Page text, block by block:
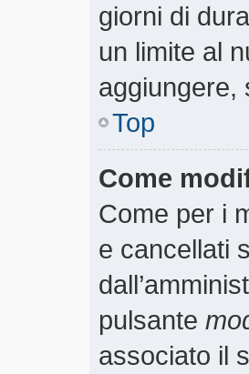
giorni di
un limite al
aggiungere,
Top
Come
Come per i
e cancellati
pulsante
associato il